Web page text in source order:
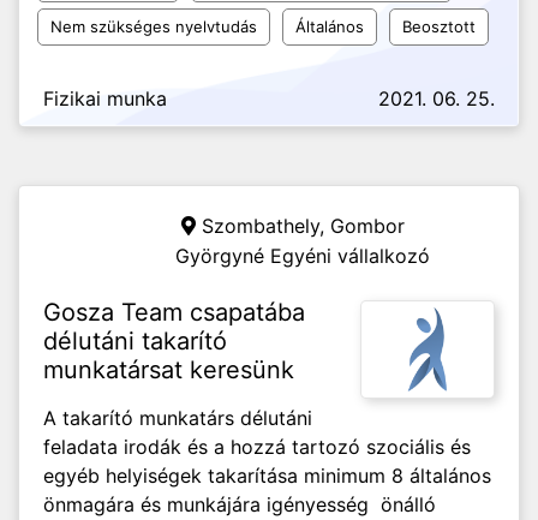
Nem szükséges nyelvtudás Általános Beosztott
Fizikai munka 2021. 06. 25.
Szombathely, Gombor
Györgyné Egyéni vállalkozó
Gosza Team csapatába
délutáni takarító
munkatársat keresünk
A takarító munkatárs délutáni
feladata irodák és a hozzá tartozó szociális és
egyéb helyiségek takarítása minimum 8 általános
önmagára és munkájára igényesség önálló